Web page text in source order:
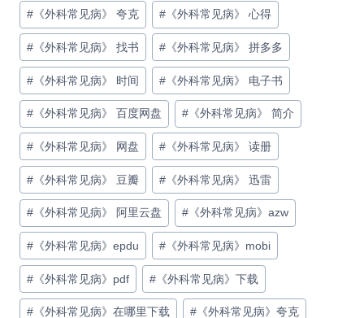
# 《外科常见病》 夸克 # 《外科常见病》 心得
# 《外科常见病》 找书 # 《外科常见病》 拼多多
# 《外科常见病》 时间 # 《外科常见病》 电子书
# 《外科常见病》 百度网盘 # 《外科常见病》 简介
# 《外科常见病》 网盘 # 《外科常见病》 读册
# 《外科常见病》 豆瓣 # 《外科常见病》 迅雷
# 《外科常见病》 阿里云盘 # 《外科常见病》azw
# 《外科常见病》epdu # 《外科常见病》mobi
# 《外科常见病》pdf # 《外科常见病》下载
# 《外科常见病》在哪里下载 # 《外科常见病》夸克